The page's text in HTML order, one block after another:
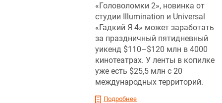
«Головоломки 2», новинка от
студии Illumination и Universal
«Гадкий Я 4» может заработать
за праздничный пятидневный
уикенд $110–$120 млн в 4000
кинотеатрах. У ленты в копилке
уже есть $25,5 млн с 20
международных территорий.
Подробнее